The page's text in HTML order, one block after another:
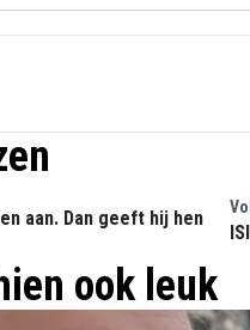
aan. Dan geeft hij hen
ook leuk